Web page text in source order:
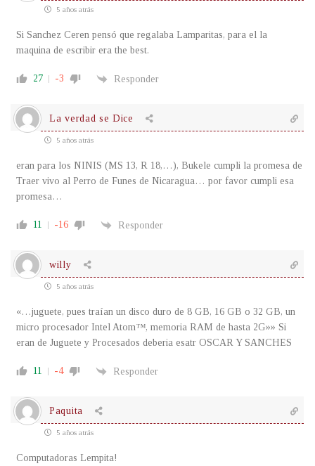
5 años atrás
Si Sanchez Ceren pensó que regalaba Lamparitas, para el la
maquina de escribir era the best.
27 -3 Responder
La verdad se Dice
5 años atrás
eran para los NINIS (MS 13, R 18,…), Bukele cumpli la promesa de
Traer vivo al Perro de Funes de Nicaragua… por favor cumpli esa
promesa…
11 -16 Responder
willy
5 años atrás
«…juguete, pues traían un disco duro de 8 GB, 16 GB o 32 GB, un
micro procesador Intel Atom™, memoria RAM de hasta 2G»» Si
eran de Juguete y Procesados deberia esatr OSCAR Y SANCHES
11 -4 Responder
Paquita
5 años atrás
Computadoras Lempita!